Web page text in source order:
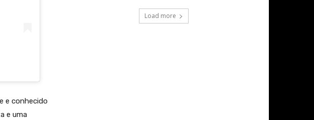
e conhecido
e uma
Load more